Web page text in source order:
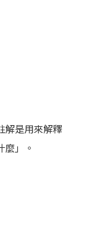
解是用來解釋
麼」。